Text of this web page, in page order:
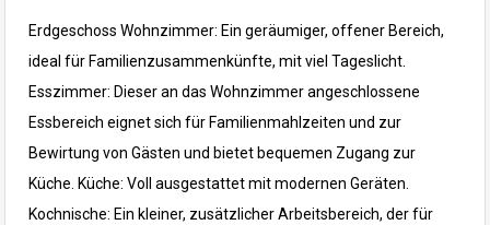
Erdgeschoss Wohnzimmer: Ein geräumiger, offener Bereich,
ideal für Familienzusammenkünfte, mit viel Tageslicht.
Esszimmer: Dieser an das Wohnzimmer angeschlossene
Essbereich eignet sich für Familienmahlzeiten und zur
Bewirtung von Gästen und bietet bequemen Zugang zur
Küche. Küche: Voll ausgestattet mit modernen Geräten.
Kochnische: Ein kleiner, zusätzlicher Arbeitsbereich, der für